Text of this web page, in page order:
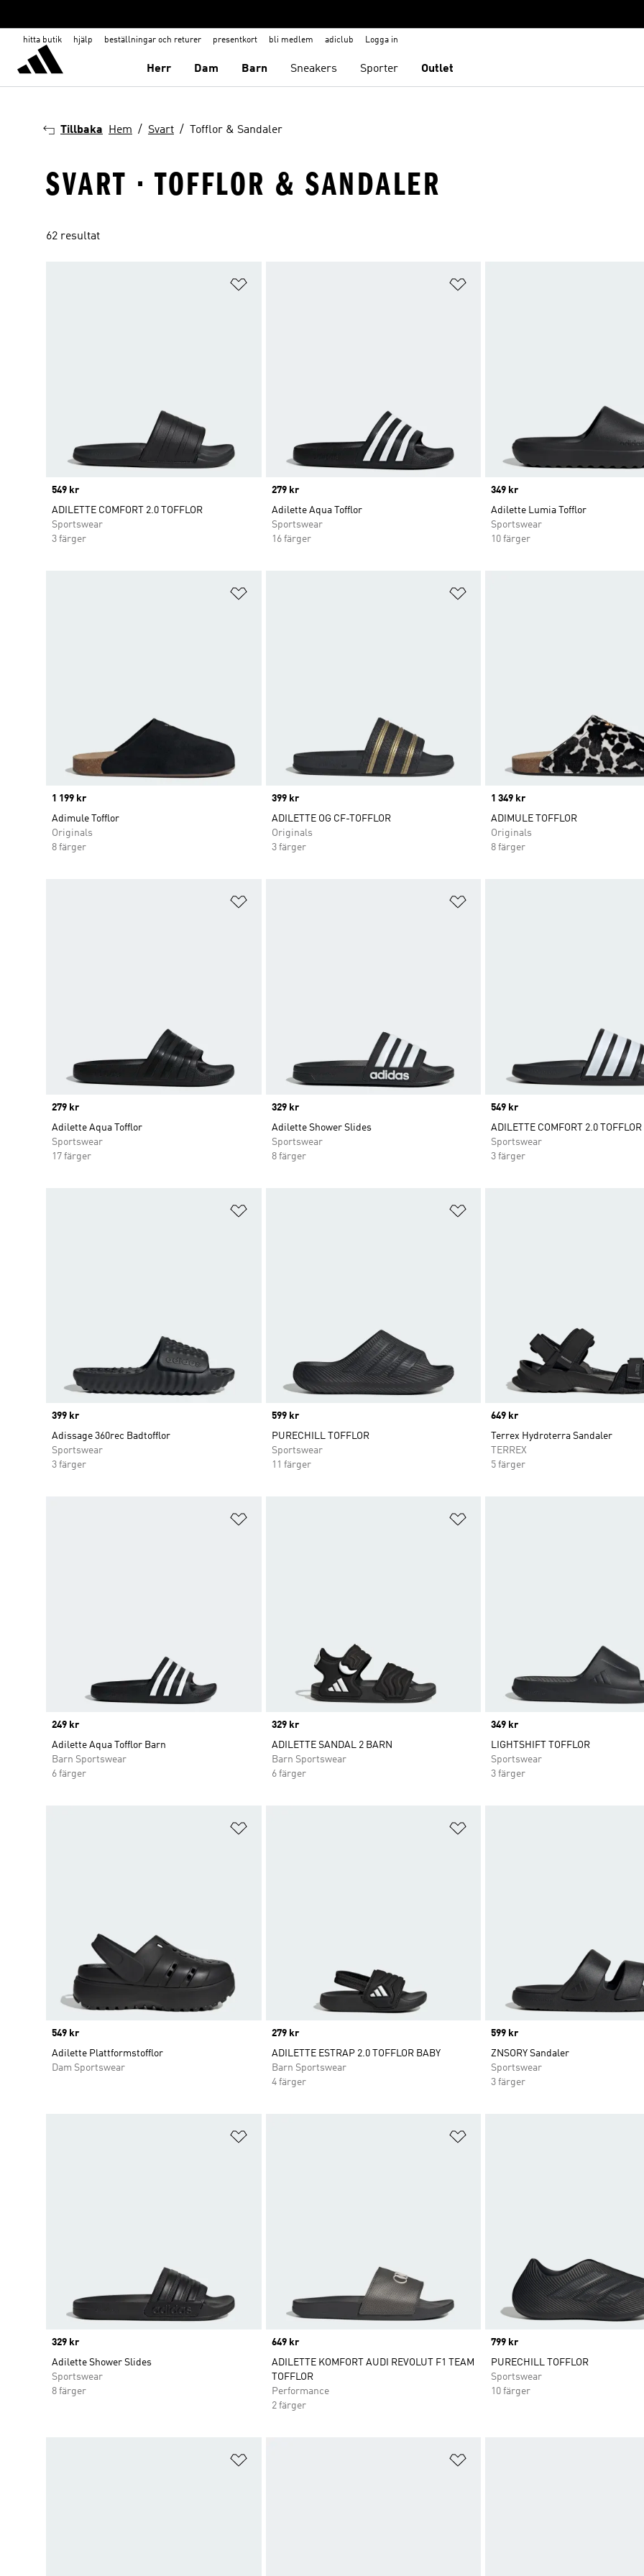
hitta butik hjälp beställningar och returer presentkort bli medlem adiclub Logga in
Herr Dam Barn Sneakers Sporter Outlet
Tillbaka Hem Svart Tofflor & Sandaler
SVART · TOFFLOR & SANDALER
62 resultat
Price
549 kr
ADILETTE COMFORT 2.0 TOFFLOR
Sportswear
3 färger
Price
279 kr
Adilette Aqua Tofflor
Sportswear
16 färger
Price
349 kr
Adilette Lumia Tofflor
Sportswear
10 färger
Price
1 199 kr
Adimule Tofflor
Originals
8 färger
Price
399 kr
ADILETTE OG CF-TOFFLOR
Originals
3 färger
Price
1 349 kr
ADIMULE TOFFLOR
Originals
8 färger
Price
279 kr
Adilette Aqua Tofflor
Sportswear
17 färger
Price
329 kr
Adilette Shower Slides
Sportswear
8 färger
Price
549 kr
ADILETTE COMFORT 2.0 TOFFLOR
Sportswear
3 färger
Price
399 kr
Adissage 360rec Badtofflor
Sportswear
3 färger
Price
599 kr
PURECHILL TOFFLOR
Sportswear
11 färger
Price
649 kr
Terrex Hydroterra Sandaler
TERREX
5 färger
Price
249 kr
Adilette Aqua Tofflor Barn
Barn Sportswear
6 färger
Price
329 kr
ADILETTE SANDAL 2 BARN
Barn Sportswear
6 färger
Price
349 kr
LIGHTSHIFT TOFFLOR
Sportswear
3 färger
Price
549 kr
Adilette Plattformstofflor
Dam Sportswear
Price
279 kr
ADILETTE ESTRAP 2.0 TOFFLOR BABY
Barn Sportswear
4 färger
Price
599 kr
ZNSORY Sandaler
Sportswear
3 färger
Price
329 kr
Adilette Shower Slides
Sportswear
8 färger
Price
649 kr
ADILETTE KOMFORT AUDI REVOLUT F1 TEAM
TOFFLOR
Performance
2 färger
Price
799 kr
PURECHILL TOFFLOR
Sportswear
10 färger